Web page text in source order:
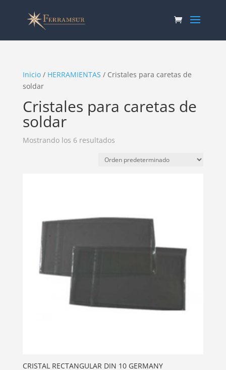
Inicio/ HERRAMIENTAS / Cristales para caretas de
soldar
Cristales para caretas de
soldar
Mostrando los 6 resultados
CRISTAL RECTANGULAR DIN 10 GERMANY